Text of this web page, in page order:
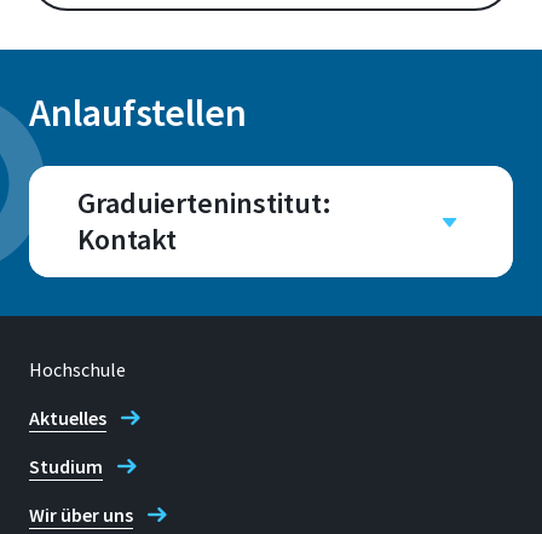
Anlaufstellen
Graduierteninstitut:
Kontakt
Sankt Augustin
Hochschule
Aktuelles
Studium
Wir über uns